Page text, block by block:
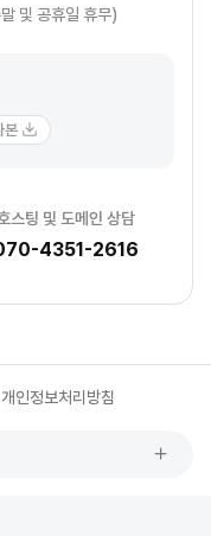
및 공휴일 휴무)
본
스팅 및 도메인 상담
4351-2616
개인정보처리방침